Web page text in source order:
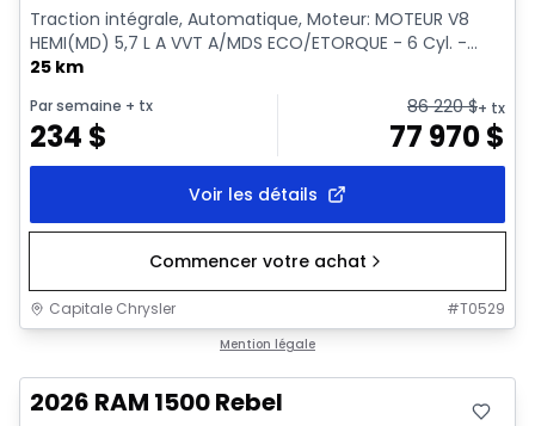
Traction intégrale, Automatique, Moteur: MOTEUR V8
HEMI(MD) 5,7 L A VVT A/MDS ECO/ETORQUE - 6 Cyl. -...
25 km
Par semaine + tx
234 $
86 220$+ tx
77 970$
Voir les détails
Commencer votre achat
Capitale Chrysler #T0529
Mention légale
2026 RAM 1500 Rebel